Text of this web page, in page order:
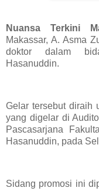
Nuansa Terkini
Makassar, A. Asma
doktor dalam
Hasanuddin.
Gelar tersebut diraih
yang digelar di
Pascasarjana
Hasanuddin, pada
Sidang promosi ini